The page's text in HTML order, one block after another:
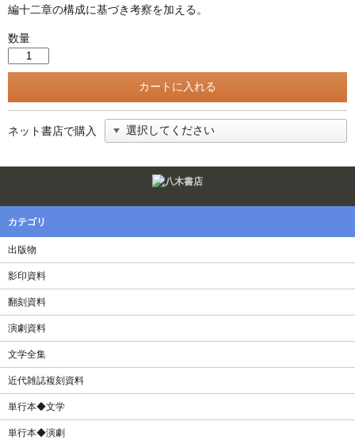
編十二章の構成に基づき考察を加える。
数量
ネット書店で購入
カテゴリ
出版物
影印資料
翻刻資料
演劇資料
文学全集
近代雑誌複刻資料
単行本◆文学
単行本◆演劇